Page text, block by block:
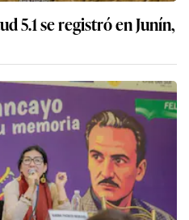
5.1 se registró en Junín,